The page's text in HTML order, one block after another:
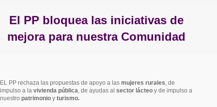
El PP bloquea las iniciativas de
mejora para nuestra Comunidad
EL PP rechaza las propuestas de apoyo a las mujeres rurales, de
impulso a la vivienda pública, de ayudas al sector lácteo y de impulso a
nuestro patrimonio y turismo.